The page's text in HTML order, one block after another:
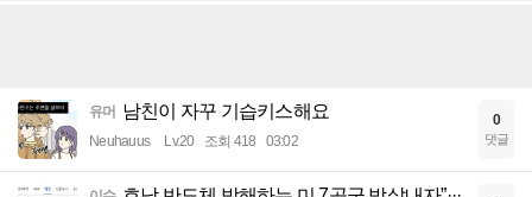
유머 남친이 자꾸 기습키스해요
Neuhauus Lv.20 조회 418 03:02
0
댓글